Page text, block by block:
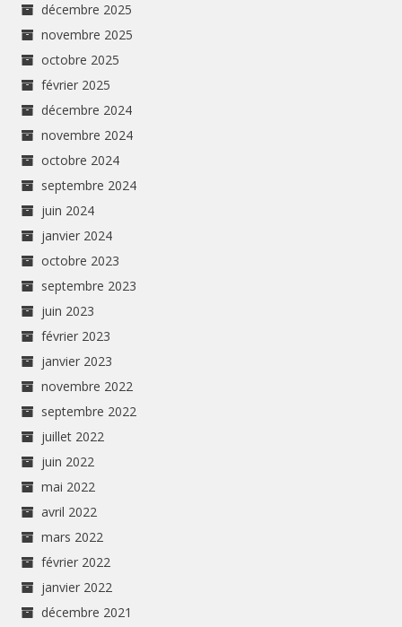
décembre 2025
novembre 2025
octobre 2025
février 2025
décembre 2024
novembre 2024
octobre 2024
septembre 2024
juin 2024
janvier 2024
octobre 2023
septembre 2023
juin 2023
février 2023
janvier 2023
novembre 2022
septembre 2022
juillet 2022
juin 2022
mai 2022
avril 2022
mars 2022
février 2022
janvier 2022
décembre 2021